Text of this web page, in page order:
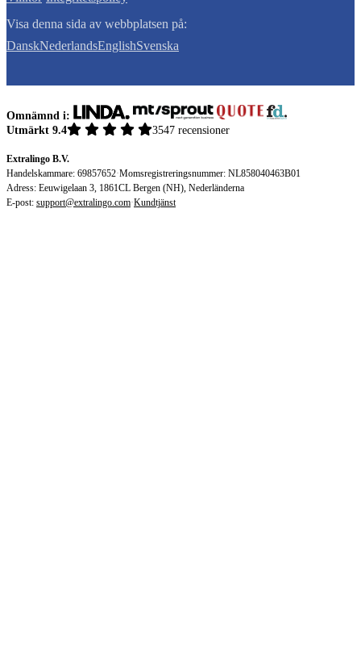
Visa denna sida av webbplatsen på:
DanskNederlandsEnglishSvenska
Omnämnd i:
Utmärkt 9.4
3547 recensioner
Extralingo B.V.
Handelskammare: 69857652·Momsregistreringsnummer: NL858040463B01
Adress: Eeuwigelaan 3, 1861CL Bergen (NH), Nederländerna
E-post: support@extralingo.com·Kundtjänst